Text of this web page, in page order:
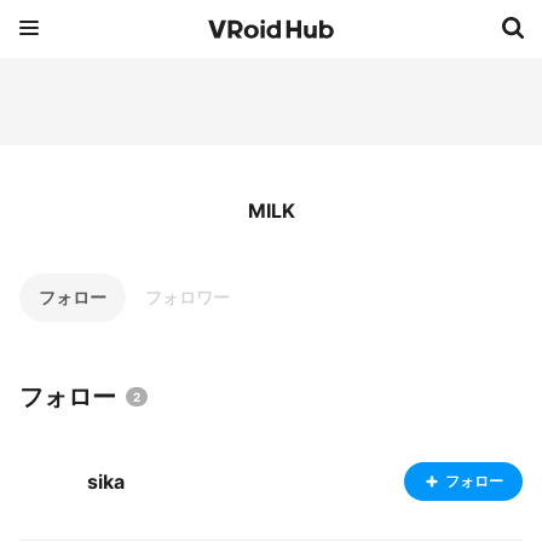
MILK
フォロー フォロワー
フォロー 2
sika フォロー